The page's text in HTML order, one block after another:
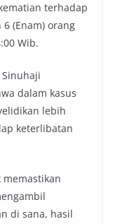
terhadap
(Enam) orang
Wib.
Sinuhaji
dalam kasus
lebih
keterlibatan
memastikan
di sana, hasil